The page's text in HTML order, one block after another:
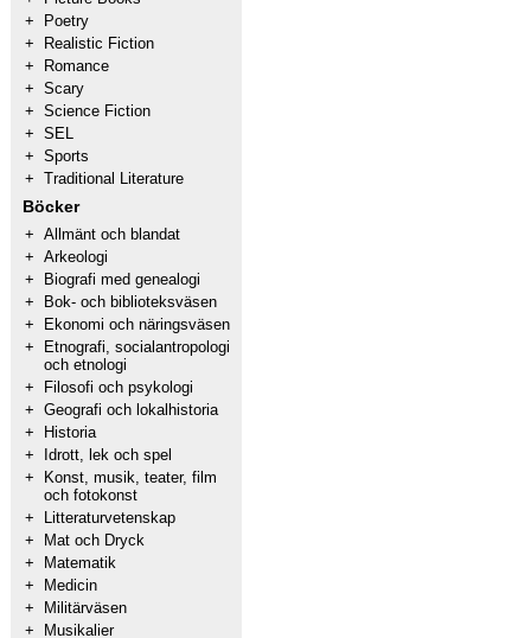
+
Poetry
+
Realistic Fiction
+
Romance
+ Scary
+ Science Fiction
+ SEL
+ Sports
+ Traditional Literature
Böcker
+ Allmänt och blandat
+ Arkeologi
+
Biografi med genealogi
+
Bok- och biblioteksväsen
+
Ekonomi och näringsväsen
+
Etnografi, socialantropologi
och etnologi
+
Filosofi och psykologi
+ Geografi och lokalhistoria
+
Historia
+
Idrott, lek och spel
+
Konst, musik, teater, film
och fotokonst
+
Litteraturvetenskap
+
Mat och Dryck
+
Matematik
+
Medicin
+
Militärväsen
+
Musikalier